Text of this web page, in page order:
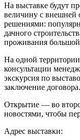
На выставке будут
величину с внешней
решениями:
дачного
проживания
На одной
консультации
экскурсия по
заключение договора.
Открытие — во
новостями, чтобы
Адрес выставки: